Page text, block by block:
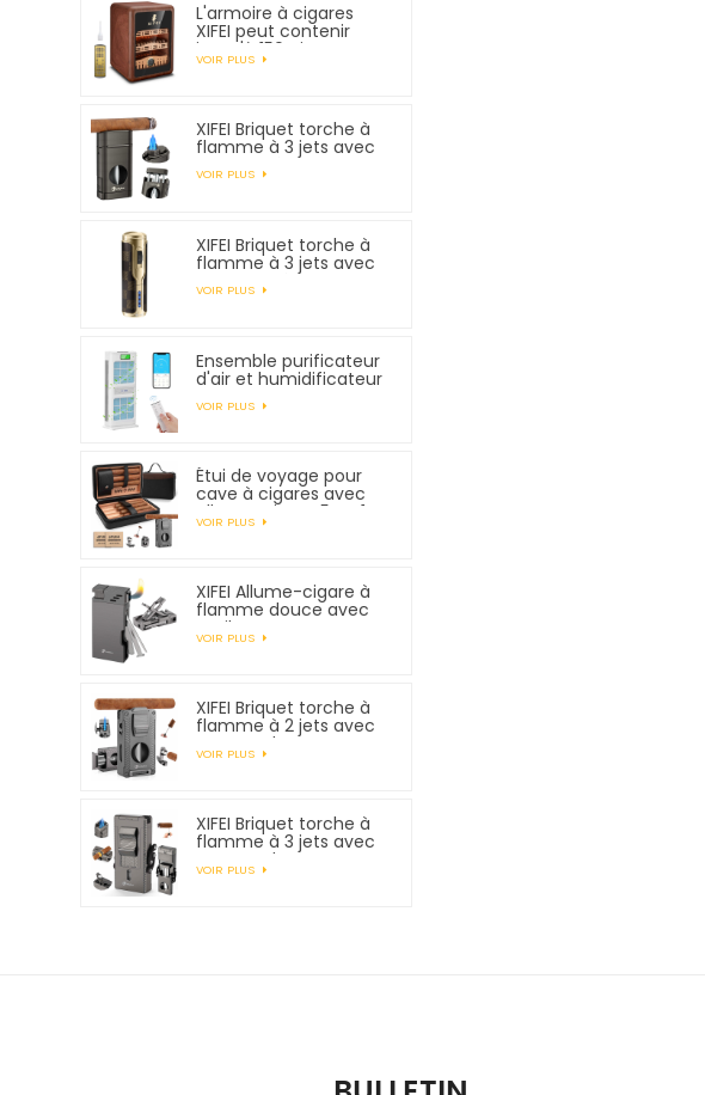
L'armoire à cigares
XIFEI peut contenir
jusqu'à 150 cigares
VOIR PLUS
XIFEI Briquet torche à
flamme à 3 jets avec
coupe-V à ressort
VOIR PLUS
XIFEI Briquet torche à
flamme à 3 jets avec
allumage électronique
VOIR PLUS
Ensemble purificateur
d'air et humidificateur
VOIR PLUS
Étui de voyage pour
cave à cigares avec
allume-cigare 5 en 1,
peut contenir 7
VOIR PLUS
XIFEI Allume-cigare à
flamme douce avec
outils pour tuyaux
VOIR PLUS
XIFEI Briquet torche à
flamme à 2 jets avec
support de
poinçonnage pour
VOIR PLUS
XIFEI Briquet torche à
flamme à 3 jets avec
support de
poinçonnage pour
VOIR PLUS